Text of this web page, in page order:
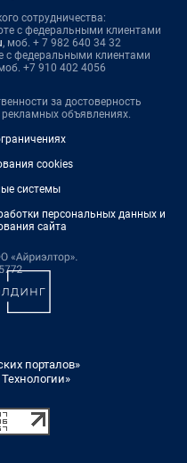
сотрудничества:
с федеральными клиентами
, моб. + 7 982 640 34 32
с федеральными клиентами
+7 910 402 4056
за достоверность
объявлениях.
cookies
системы
персональных данных и
сайта
порталов»